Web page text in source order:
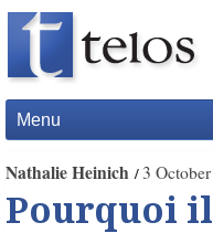
Menu
Nathalie Heinich 3
Pourquoi